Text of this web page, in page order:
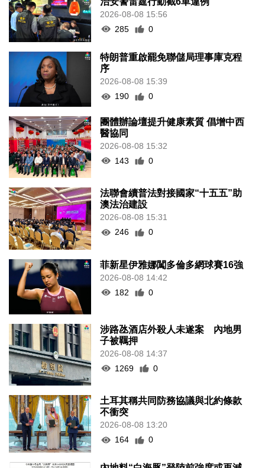
2026-08-08 15:56
285
0
特朗普重啟罷免聯儲局理事庫克程
序
2026-08-08 15:39
190
0
團體辦論壇提升健康素質 倡增中西
醫協同
2026-08-08 15:32
143
0
法聯會續普法對接國家“十五五”助
澳法治建設
2026-08-08 15:31
246
0
菲新星伊雅娜闖多倫多網球賽16強
2026-08-08 14:42
182
0
涉路氹酒店外殺人未遂案 內地男
子被羈押
2026-08-08 14:37
1269
0
土耳其稱共同防務協議與北約條款
不衝突
2026-08-08 13:20
164
0